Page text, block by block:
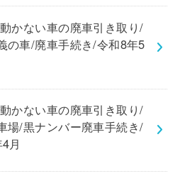
かない車の廃車引き取り/
の車/廃車手続き/令和8年5
かない車の廃車引き取り/
場/黒ナンバー廃車手続き/
月